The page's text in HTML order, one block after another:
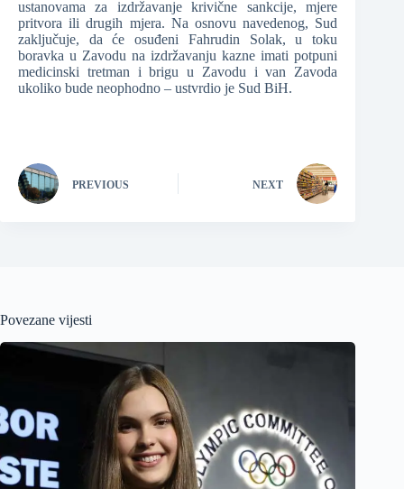
ustanovama za izdržavanje krivične sankcije, mjere
pritvora ili drugih mjera. Na osnovu navedenog, Sud
zaključuje, da će osuđeni Fahrudin Solak, u toku
boravka u Zavodu na izdržavanju kazne imati potpuni
medicinski tretman i brigu u Zavodu i van Zavoda
ukoliko bude neophodno – ustvrdio je Sud BiH.
PREVIOUS NEXT
Povezane vijesti